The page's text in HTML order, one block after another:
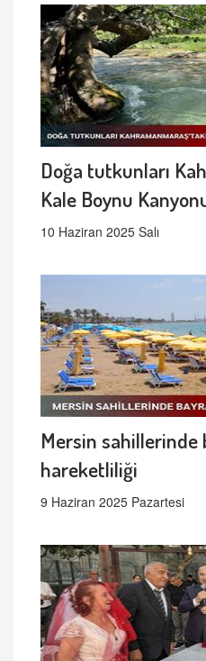
Doğa tutkunları
Kale Boynu
10 Haziran 2025 Salı
Mersin sahillerinde
hareketliliği
9 Haziran 2025 Pazartesi